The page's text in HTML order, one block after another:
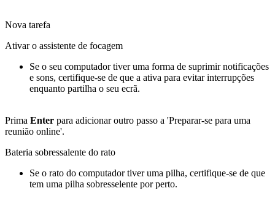
Nova tarefa
Ativar o assistente de focagem
Se o seu computador tiver uma forma de suprimir notificações
e sons, certifique-se de que a ativa para evitar interrupções
enquanto partilha o seu ecrã.
Prima Enter para adicionar outro passo a 'Preparar-se para uma
reunião online'.
Bateria sobressalente do rato
Se o rato do computador tiver uma pilha, certifique-se de que
tem uma pilha sobresselente por perto.